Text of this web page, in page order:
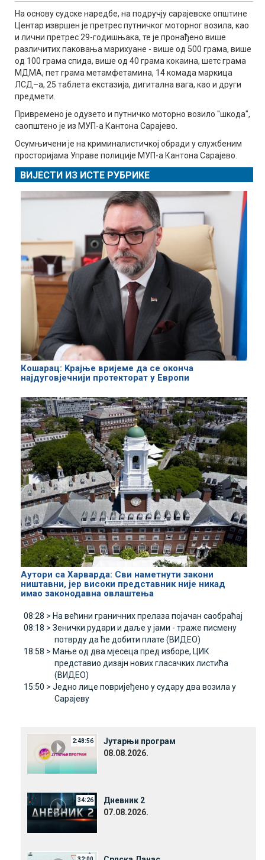
На основу судске наредбе, на подручју сарајевске општине
Центар извршен је претрес путничког моторног возила, као
и лични претрес 29-годишњака, те је пронађено више
различитих паковања марихуане - више од 500 грама, више
од 100 грама спида, више од 40 грама кокаина, шетс грама
МДМА, пет грама метамфетамина, 14 комада маркица
ЛСД–а, 25 таблета екстазија, дигитална вага, као и други
предмети.
Привремено је одузето и путничко моторно возило "шкода",
саопштено је из МУП-а Кантона Сарајево.
Осумњичени је на криминалистичкој обради у службеним
просторијама Управе полиције МУП-а Кантона Сарајево.
ВИЈЕСТИ ИЗ ИСТЕ РУБРИКЕ
Кошарац: Kрајње вријеме да се оконча
најдуговјечнији протекторат у Eвропи
Аутори са Харварда: Сви наметнути закони
ништавни, јер високи представник није никад
имао законодавна овлаштења
08:28 > На већини граничних прелаза појачан саобраћај
08:18 > Зенички рудари и даље у јами - траже писмену
потврду да ће добити плате (ВИДЕО)
18:58 > Мање од два мјесеца пред изборе, ЦИК
представио дизајн нових гласачких листића
(ВИДЕО)
15:50 > Једно лице повријеђено у судару два возила у
Сарајеву
2:48:56
Јутарњи програм
08.08.2026.
34:26
Дневник 2
07.08.2026.